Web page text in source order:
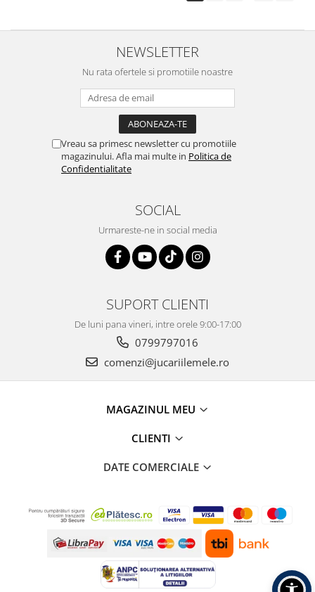
NEWSLETTER
Nu rata ofertele si promotiile noastre
Vreau sa primesc newsletter cu promotiile
magazinului. Afla mai multe in Politica de
Confidentialitate
SOCIAL
Urmareste-ne in social media
SUPORT CLIENTI
De luni pana vineri, intre orele 9:00-17:00
0799797016
comenzi@jucariilemele.ro
MAGAZINUL MEU
CLIENTI
DATE COMERCIALE